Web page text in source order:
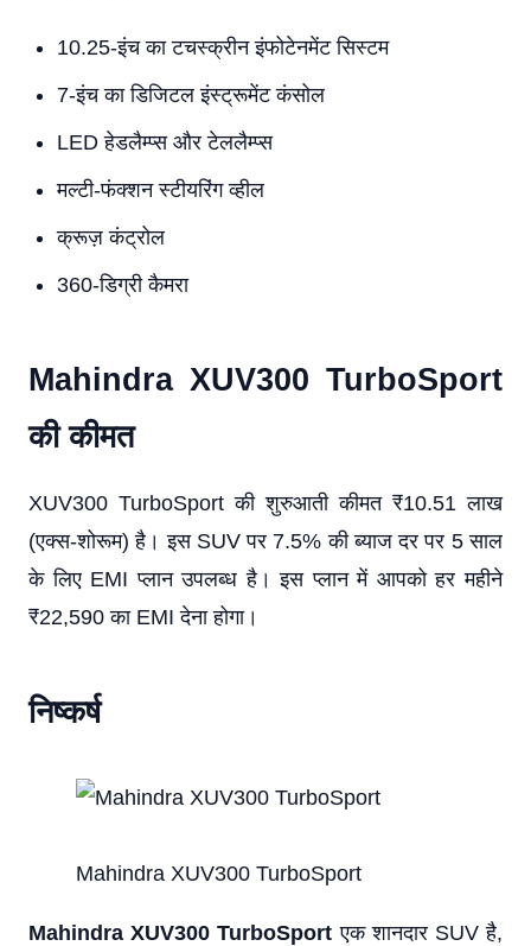
10.25-इंच का टचस्क्रीन इंफोटेनमेंट सिस्टम
7-इंच का डिजिटल इंस्ट्रूमेंट कंसोल
LED हेडलैम्प्स और टेललैम्प्स
मल्टी-फंक्शन स्टीयरिंग व्हील
क्रूज़ कंट्रोल
360-डिग्री कैमरा
Mahindra XUV300 TurboSport
की कीमत
XUV300 TurboSport की शुरुआती कीमत ₹10.51 लाख
(एक्स-शोरूम) है। इस SUV पर 7.5% की ब्याज दर पर 5 साल
के लिए EMI प्लान उपलब्ध है। इस प्लान में आपको हर महीने
₹22,590 का EMI देना होगा।
निष्कर्ष
Mahindra XUV300 TurboSport
Mahindra XUV300 TurboSport एक शानदार SUV है,